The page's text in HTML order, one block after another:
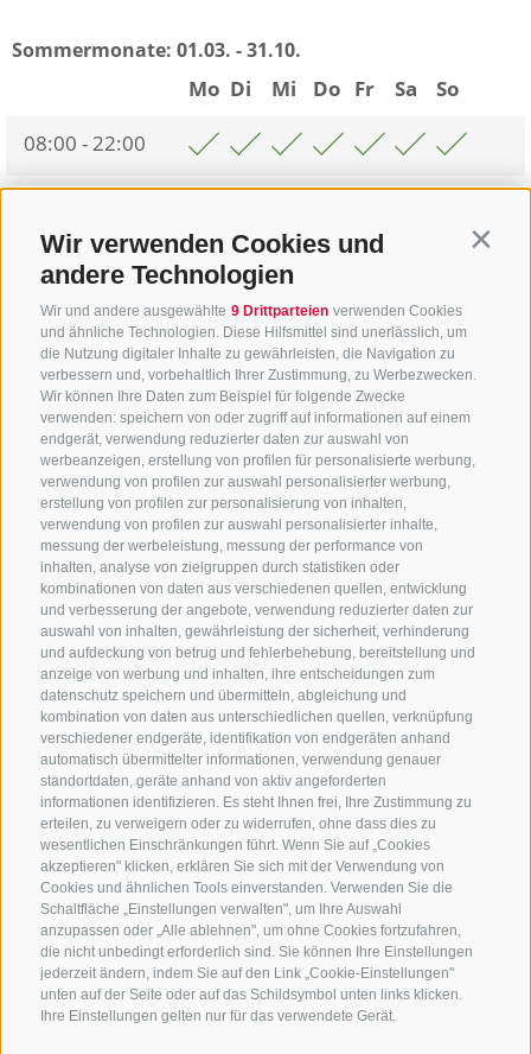
Wir verwenden Cookies und
andere Technologien
Wir und andere ausgewählte 9 Drittparteien verwenden Cookies
und ähnliche Technologien. Diese Hilfsmittel sind unerlässlich, um
die Nutzung digitaler Inhalte zu gewährleisten, die Navigation zu
verbessern und, vorbehaltlich Ihrer Zustimmung, zu Werbezwecken.
Wir können Ihre Daten zum Beispiel für folgende Zwecke
verwenden: speichern von oder zugriff auf informationen auf einem
endgerät, verwendung reduzierter daten zur auswahl von
werbeanzeigen, erstellung von profilen für personalisierte werbung,
verwendung von profilen zur auswahl personalisierter werbung,
erstellung von profilen zur personalisierung von inhalten,
verwendung von profilen zur auswahl personalisierter inhalte,
messung der werbeleistung, messung der performance von
inhalten, analyse von zielgruppen durch statistiken oder
kombinationen von daten aus verschiedenen quellen, entwicklung
und verbesserung der angebote, verwendung reduzierter daten zur
auswahl von inhalten, gewährleistung der sicherheit, verhinderung
und aufdeckung von betrug und fehlerbehebung, bereitstellung und
anzeige von werbung und inhalten, ihre entscheidungen zum
datenschutz speichern und übermitteln, abgleichung und
kombination von daten aus unterschiedlichen quellen, verknüpfung
verschiedener endgeräte, identifikation von endgeräten anhand
automatisch übermittelter informationen, verwendung genauer
standortdaten, geräte anhand von aktiv angeforderten
informationen identifizieren. Es steht Ihnen frei, Ihre Zustimmung zu
erteilen, zu verweigern oder zu widerrufen, ohne dass dies zu
wesentlichen Einschränkungen führt. Wenn Sie auf „Cookies
akzeptieren" klicken, erklären Sie sich mit der Verwendung von
Cookies und ähnlichen Tools einverstanden. Verwenden Sie die
Schaltfläche „Einstellungen verwalten", um Ihre Auswahl
anzupassen oder „Alle ablehnen", um ohne Cookies fortzufahren,
die nicht unbedingt erforderlich sind. Sie können Ihre Einstellungen
jederzeit ändern, indem Sie auf den Link „Cookie-Einstellungen"
unten auf der Seite oder auf das Schildsymbol unten links klicken.
Ihre Einstellungen gelten nur für das verwendete Gerät.
Sommermonate: 01.03. - 31.10.
Mo Di Mi Do Fr Sa
So
08:00 - 22:00
Zurück zur Übersicht
KONTAKTIERE UNS
+39 0472 765325/+39 0472 760608/+39 0472
632372
info@sterzing-ratschings.it
NEWSLETTER
Bleib am Laufenden
Newsletter Anmelden